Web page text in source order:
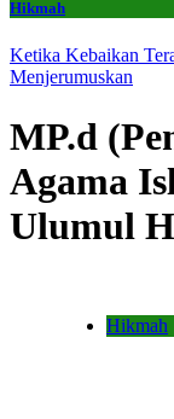
Hikmah
Ketika Kebaikan
Menjerumuskan
MP.d
Agama
Ulumul
Hikmah